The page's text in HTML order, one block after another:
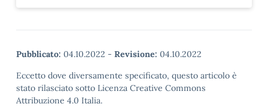
Pubblicato: 04.10.2022 - Revisione: 04.10.2022
Eccetto dove diversamente specificato, questo articolo è
stato rilasciato sotto Licenza Creative Commons
Attribuzione 4.0 Italia.